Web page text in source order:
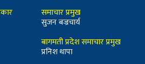
समाचार प्रमुख
सुजन बज्रचार्य
बागमती प्रदेश समाचार प्रमुख
प्रनिश थापा